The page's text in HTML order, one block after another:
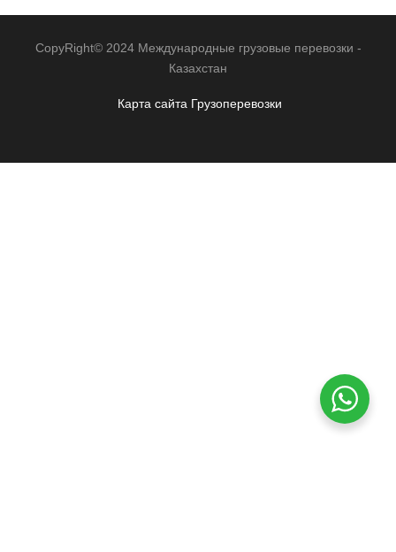
CopyRight© 2024 Международные грузовые перевозки -
Казахстан
Карта сайта Грузоперевозки